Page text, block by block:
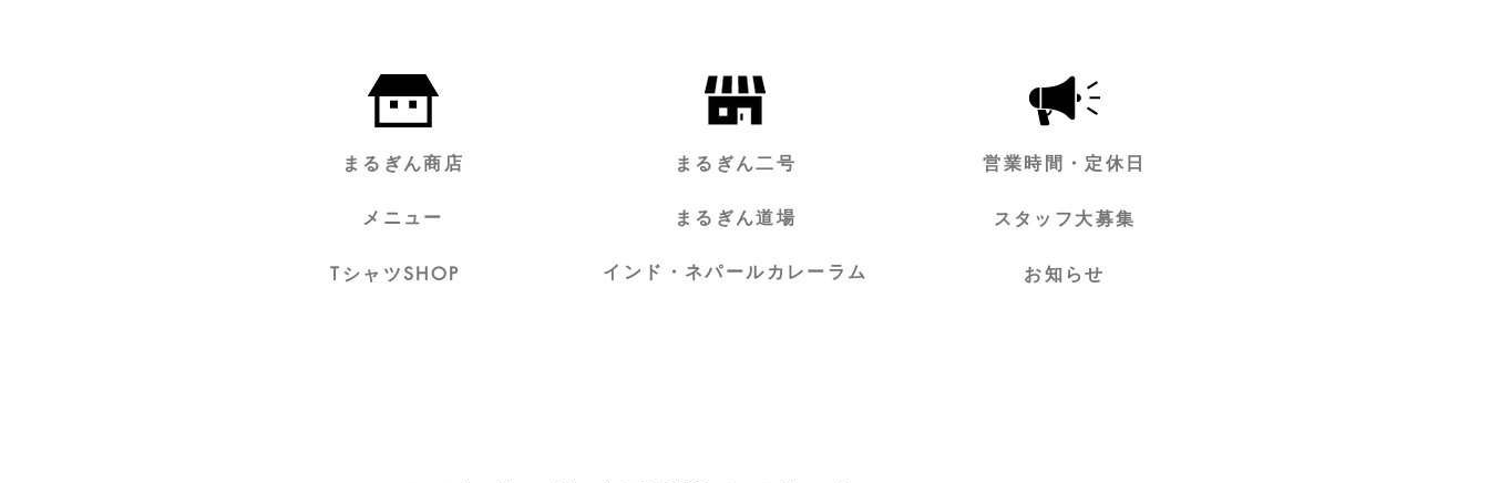
まるぎん商店
メニュー
TシャツSHOP
まるぎん二号
インド・ネパールカレーラム
まるぎん道場
営業時間・定休日
スタッフ大募集
お知らせ